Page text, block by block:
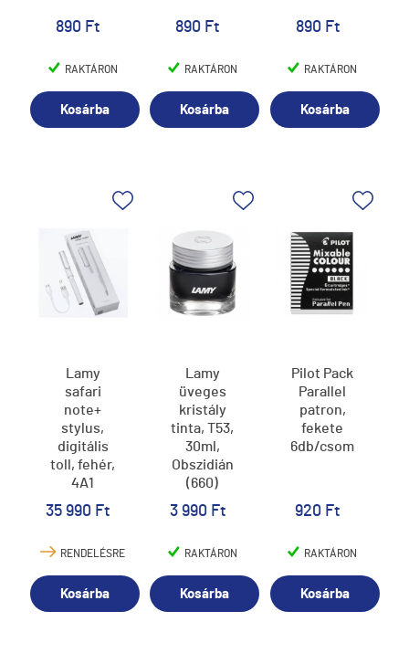
890 Ft
RAKTÁRON
Kosárba
890 Ft
RAKTÁRON
Kosárba
890 Ft
RAKTÁRON
Kosárba
Lamy
safari
note+
stylus,
digitális
toll, fehér,
4A1
35 990 Ft
RENDELÉSRE
Kosárba
Lamy
üveges
kristály
tinta, T53,
30ml,
Obszidián
(660)
3 990 Ft
RAKTÁRON
Kosárba
Pilot Pack
Parallel
patron,
fekete
6db/csom
920 Ft
RAKTÁRON
Kosárba